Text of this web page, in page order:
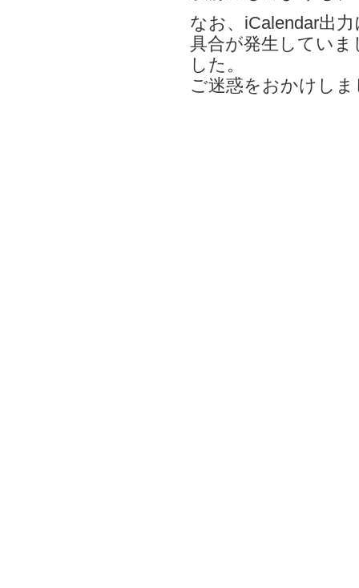
なお、iCalendar出
具合が発生してい
した。
ご迷惑をおかけしま